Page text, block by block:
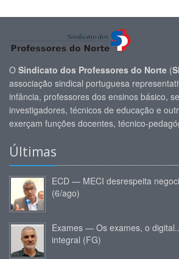
O Sindicato dos Professores do Norte (
associação sindical portuguesa
infância, professores dos ensinos básico,
investigadores, técnicos de educação e
exerçam funções docentes, técnico-
Últimas
ECD — MECI desrespeita
(6/ago)
Exames — Os exames, o
integral (FG)